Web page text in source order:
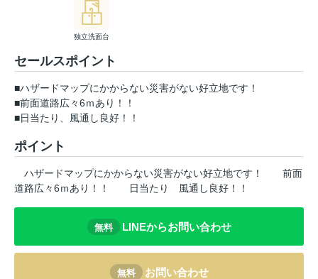
独立洗面台
セールスポイント
■ハザードマップにかからない災害がない好立地です！
■前面道路広々6ｍあり！！
■日当たり、風通し良好！！
ポイント
ハザードマップにかからない災害がない好立地です！
前面
道路広々6ｍあり！！
日当たり 風通し良好！！
無料 LINEからお問い合わせ
無料 お問い合わせ